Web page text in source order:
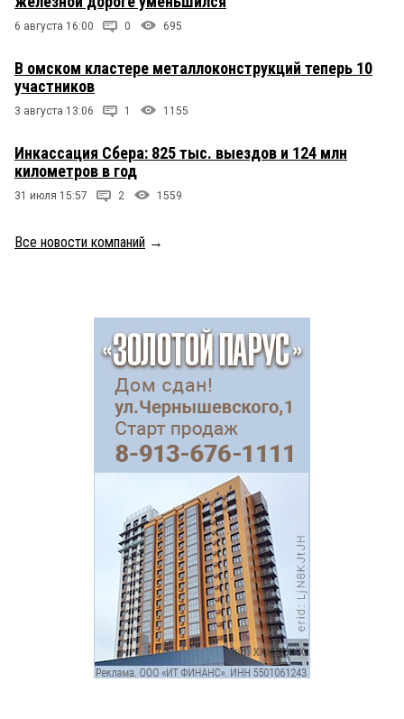
6 августа 16:00 0 695
В омском кластере металлоконструкций теперь 10
участников
3 августа 13:06 1 1155
Инкассация Сбера: 825 тыс. выездов и 124 млн
километров в год
31 июля 15:57 2 1559
Все новости компаний →